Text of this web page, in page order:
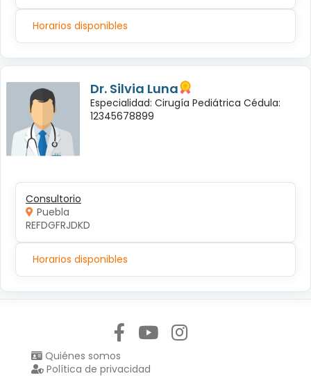
Horarios disponibles
Dr. Silvia Luna
Especialidad: Cirugía Pediátrica Cédula:
12345678899
Consultorio
Puebla
REFDGFRJDKD
Horarios disponibles
Quiénes somos
Política de privacidad